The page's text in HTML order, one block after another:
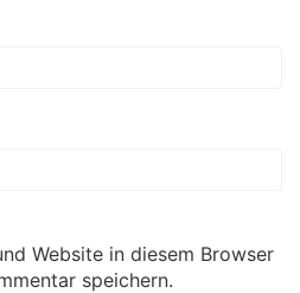
Website in diesem Browser
speichern.